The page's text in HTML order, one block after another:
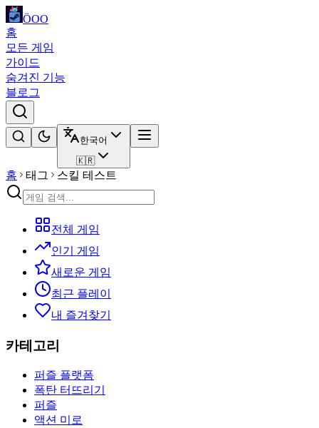
ÖOO
홈
모든 게임
가이드
숨겨진 기능
블로그
한국어
🇰🇷
홈 태그 스킬 테스트
전체 게임
인기 게임
새로운 게임
최근 플레이
내 즐겨찾기
카테고리
퍼즐 플랫폼
폭탄 터뜨리기
퍼즐
액션 미로